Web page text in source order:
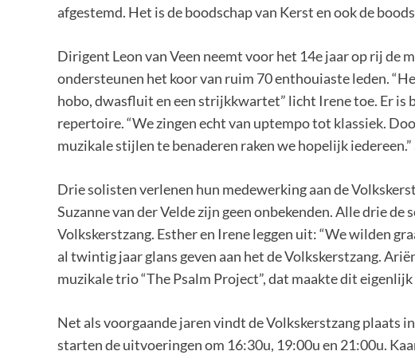
afgestemd. Het is de boodschap van Kerst en ook de
Dirigent Leon van Veen neemt voor het 14e jaar op rij de
ondersteunen het koor van ruim 70 enthouiaste leden.
hobo, dwasfluit en een strijkkwartet” licht Irene toe. Er is
repertoire. “We zingen echt van uptempo tot klassiek.
muzikale stijlen te benaderen raken we hopelijk iedereen.”
Drie solisten verlenen hun medewerking aan de
Suzanne van der Velde zijn geen onbekenden. Alle drie
Volkskerstzang. Esther en Irene leggen uit: “We wilden
al twintig jaar glans geven aan het de Volkskerstzang.
muzikale trio “The Psalm Project”, dat maakte dit eigenlijk
Net als voorgaande jaren vindt de Volkskerstzang plaats
starten de uitvoeringen om 16:30u, 19:00u en 21:00u.